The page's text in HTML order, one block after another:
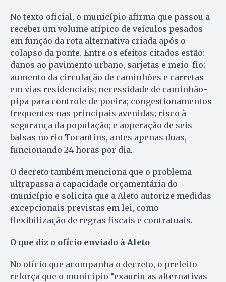
No texto oficial, o município afirma que passou a
receber um volume atípico de veículos pesados
em função da rota alternativa criada após o
colapso da ponte. Entre os efeitos citados estão:
danos ao pavimento urbano, sarjetas e meio-fio;
aumento da circulação de caminhões e carretas
em vias residenciais; necessidade de caminhão-
pipa para controle de poeira; congestionamentos
frequentes nas principais avenidas; risco à
segurança da população; e aoperação de seis
balsas no rio Tocantins, antes apenas duas,
funcionando 24 horas por dia.
O decreto também menciona que o problema
ultrapassa a capacidade orçamentária do
município e solicita que a Aleto autorize medidas
excepcionais previstas em lei, como
flexibilização de regras fiscais e contratuais.
O que diz o ofício enviado à Aleto
No ofício que acompanha o decreto, o prefeito
reforça que o município “exauriu as alternativas